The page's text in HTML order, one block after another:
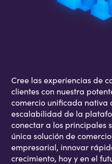
Cree las experiencias de
clientes con nuestra
comercio unificada nativa
escalabilidad de la
conectar a los principales
única solución de
empresarial, innovar
crecimiento, hoy y en el